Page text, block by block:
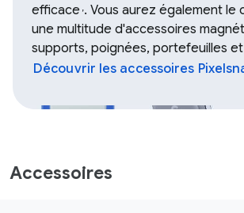
efficace ,. Vous aurez également le
une multitude d'accessoires
supports, poignées, portefeuilles
Découvrir les accessoires
Accessoires